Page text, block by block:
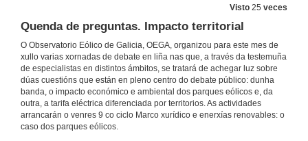
Visto 25 veces
Quenda de preguntas. Impacto territorial
O Observatorio Eólico de Galicia, OEGA, organizou para este mes de
xullo varias xornadas de debate en liña nas que, a través da testemuña
de especialistas en distintos ámbitos, se tratará de achegar luz sobre
dúas cuestións que están en pleno centro do debate público: dunha
banda, o impacto económico e ambiental dos parques eólicos e, da
outra, a tarifa eléctrica diferenciada por territorios. As actividades
arrancarán o venres 9 co ciclo Marco xurídico e enerxías renovables: o
caso dos parques eólicos.